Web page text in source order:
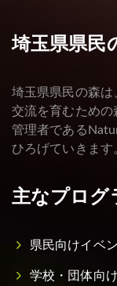
埼玉県県民
埼玉県県民の森は
交流を育むための
管理者である
ひろげていきます
主なプログ
県民向けイベ
学校・団体向